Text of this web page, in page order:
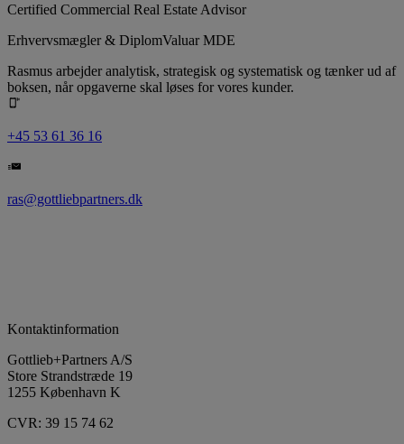
Certified Commercial Real Estate Advisor
Erhvervsmægler & DiplomValuar MDE
Rasmus arbejder analytisk, strategisk og systematisk og tænker ud af
boksen, når opgaverne skal løses for vores kunder.
+45 53 61 36 16
ras@gottliebpartners.dk
Kontaktinformation
Gottlieb+Partners A/S
Store Strandstræde 19
1255 København K
CVR: 39 15 74 62